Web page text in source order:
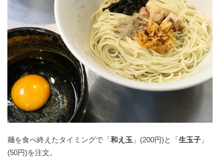
麺を食べ終えたタイミングで「和え玉 」(200円)と「生玉子 」
(50円)を注文。